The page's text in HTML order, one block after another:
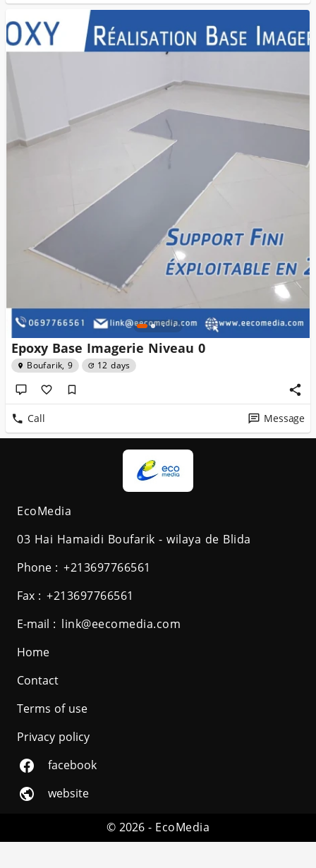
Epoxy Base Imagerie Niveau 0
Boufarik, 9 12 days
Call Message
EcoMedia
03 Hai Hamaidi Boufarik - wilaya de Blida
Phone : +213697766561
Fax : +213697766561
E-mail : link@eecomedia.com
Home
Contact
Terms of use
Privacy policy
facebook
website
© 2026 -EcoMedia